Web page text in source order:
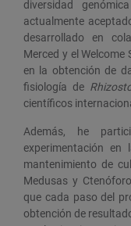
diversidad
actualmente
desarrollado en
Merced y el
en la obtención de
fisiología de
científicos
Además, he
experimentación
mantenimiento de
Medusas y
que cada paso del
obtención de